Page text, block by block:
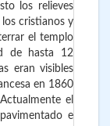
los relieves
cristianos y
el templo
de hasta 12
eran visibles
en 1860
el
e